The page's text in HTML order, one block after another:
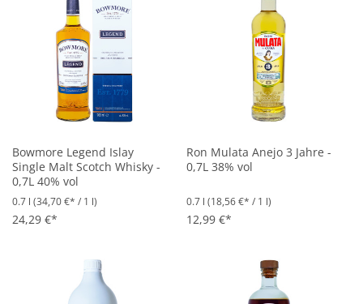
Bowmore Legend Islay
Single Malt Scotch Whisky -
0,7L 40% vol
0.7 l (34,70 €* / 1 l)
24,29 €*
Ron Mulata Anejo 3 Jahre -
0,7L 38% vol
0.7 l (18,56 €* / 1 l)
12,99 €*